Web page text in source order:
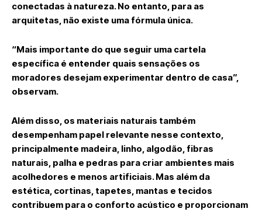
conectadas à natureza. No entanto, para as
arquitetas, não existe uma fórmula única.
“Mais importante do que seguir uma cartela
específica é entender quais sensações os
moradores desejam experimentar dentro de casa”,
observam.
Além disso, os materiais naturais também
desempenham papel relevante nesse contexto,
principalmente madeira, linho, algodão, fibras
naturais, palha e pedras para criar ambientes mais
acolhedores e menos artificiais. Mas além da
estética, cortinas, tapetes, mantas e tecidos
contribuem para o conforto acústico e proporcionam